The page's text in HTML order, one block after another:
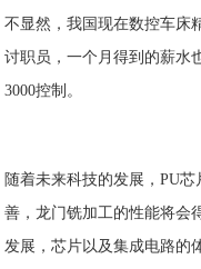
不显然，我国现在数控车床
讨职员，一个月得到的薪水
3000控制。
随着未来科技的发展，PU
善，龙门铣加工的性能将会
发展，芯片以及集成电路的